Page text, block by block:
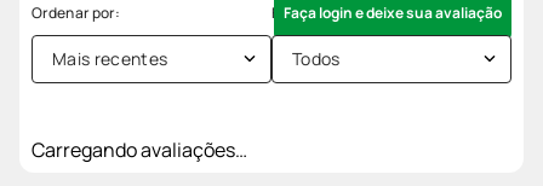
Faça login e deixe sua avaliação
Mais recentes Todos
Carregando avaliações…